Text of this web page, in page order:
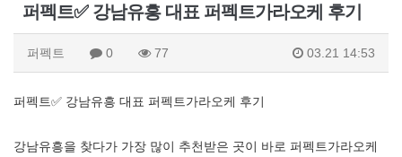
퍼펙트✅ 강남유흥 대표 퍼펙트가라오케 후기
퍼펙트 0 77 03.21 14:53
퍼펙트✅ 강남유흥 대표 퍼펙트가라오케 후기
강남유흥을 찾다가 가장 많이 추천받은 곳이 바로 퍼펙트가라오케